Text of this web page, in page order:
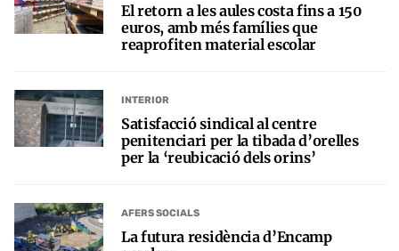
El retorn a les aules costa fins a 150
euros, amb més famílies que
reaprofiten material escolar
INTERIOR
Satisfacció sindical al centre
penitenciari per la tibada d’orelles
per la ‘reubicació dels orins’
AFERS SOCIALS
La futura residència d’Encamp